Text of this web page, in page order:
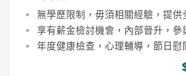
無學歷限制，毋須相關經驗，提供
享有薪金檢討機會，內部晉升，參
年度健康檢查，心理輔導，節日慰